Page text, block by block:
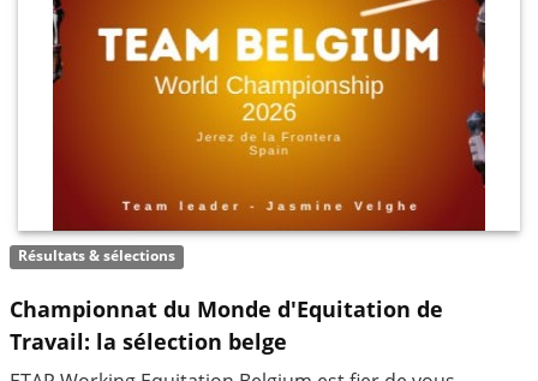
Résultats & sélections
Championnat du Monde d'Equitation de
Travail: la sélection belge